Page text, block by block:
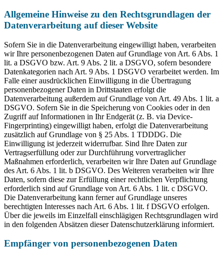
Allgemeine Hinweise zu den Rechtsgrundlagen der
Datenverarbeitung auf dieser Website
Sofern Sie in die Datenverarbeitung eingewilligt haben, verarbeiten
wir Ihre personenbezogenen Daten auf Grundlage von Art. 6 Abs. 1
lit. a DSGVO bzw. Art. 9 Abs. 2 lit. a DSGVO, sofern besondere
Datenkategorien nach Art. 9 Abs. 1 DSGVO verarbeitet werden. Im
Falle einer ausdrücklichen Einwilligung in die Übertragung
personenbezogener Daten in Drittstaaten erfolgt die
Datenverarbeitung außerdem auf Grundlage von Art. 49 Abs. 1 lit. a
DSGVO. Sofern Sie in die Speicherung von Cookies oder in den
Zugriff auf Informationen in Ihr Endgerät (z. B. via Device-
Fingerprinting) eingewilligt haben, erfolgt die Datenverarbeitung
zusätzlich auf Grundlage von § 25 Abs. 1 TDDDG. Die
Einwilligung ist jederzeit widerrufbar. Sind Ihre Daten zur
Vertragserfüllung oder zur Durchführung vorvertraglicher
Maßnahmen erforderlich, verarbeiten wir Ihre Daten auf Grundlage
des Art. 6 Abs. 1 lit. b DSGVO. Des Weiteren verarbeiten wir Ihre
Daten, sofern diese zur Erfüllung einer rechtlichen Verpflichtung
erforderlich sind auf Grundlage von Art. 6 Abs. 1 lit. c DSGVO.
Die Datenverarbeitung kann ferner auf Grundlage unseres
berechtigten Interesses nach Art. 6 Abs. 1 lit. f DSGVO erfolgen.
Über die jeweils im Einzelfall einschlägigen Rechtsgrundlagen wird
in den folgenden Absätzen dieser Datenschutzerklärung informiert.
Empfänger von personenbezogenen Daten